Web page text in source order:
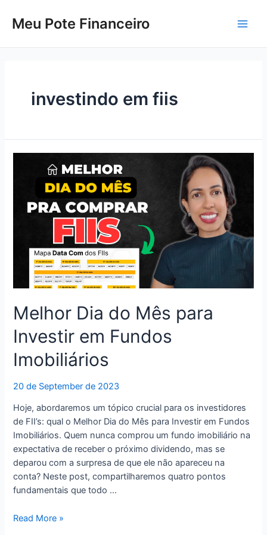
Meu Pote Financeiro
investindo em fiis
Melhor Dia do Mês para
Investir em Fundos
Imobiliários
20 de September de 2023
Hoje, abordaremos um tópico crucial para os investidores
de FII’s: qual o Melhor Dia do Mês para Investir em Fundos
Imobiliários. Quem nunca comprou um fundo imobiliário na
expectativa de receber o próximo dividendo, mas se
deparou com a surpresa de que ele não apareceu na
conta? Neste post, compartilharemos quatro pontos
fundamentais que todo …
Melhor
Read More »